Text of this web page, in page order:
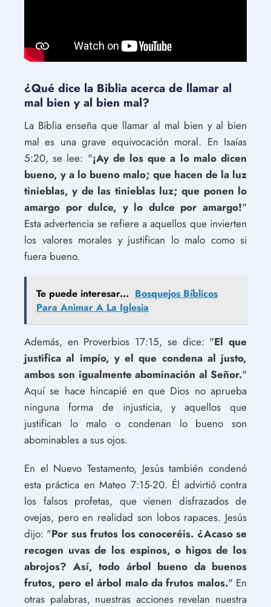
¿Qué dice la Biblia acerca de llamar al
mal bien y al bien mal?
La Biblia enseña que llamar al mal bien y al bien
mal es una grave equivocación moral. En Isaías
5:20, se lee: "¡Ay de los que a lo malo dicen
bueno, y a lo bueno malo; que hacen de la luz
tinieblas, y de las tinieblas luz; que ponen lo
amargo por dulce, y lo dulce por amargo!"
Esta advertencia se refiere a aquellos que invierten
los valores morales y justifican lo malo como si
fuera bueno.
Te puede interesar... Bosquejos Bíblicos
Para Animar A La Iglesia
Además, en Proverbios 17:15, se dice: "El que
justifica al impío, y el que condena al justo,
ambos son igualmente abominación al Señor."
Aquí se hace hincapié en que Dios no aprueba
ninguna forma de injusticia, y aquellos que
justifican lo malo o condenan lo bueno son
abominables a sus ojos.
En el Nuevo Testamento, Jesús también condenó
esta práctica en Mateo 7:15-20. Él advirtió contra
los falsos profetas, que vienen disfrazados de
ovejas, pero en realidad son lobos rapaces. Jesús
dijo: "Por sus frutos los conoceréis. ¿Acaso se
recogen uvas de los espinos, o higos de los
abrojos? Así, todo árbol bueno da buenos
frutos, pero el árbol malo da frutos malos." En
otras palabras, nuestras acciones revelan nuestra